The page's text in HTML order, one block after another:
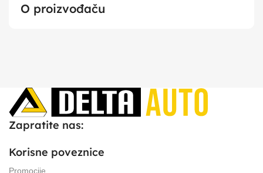
O proizvođaču
Zapratite nas:
Korisne poveznice
Promocije